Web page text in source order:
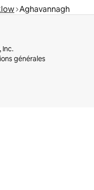
Aghavannagh
Inc.
générales